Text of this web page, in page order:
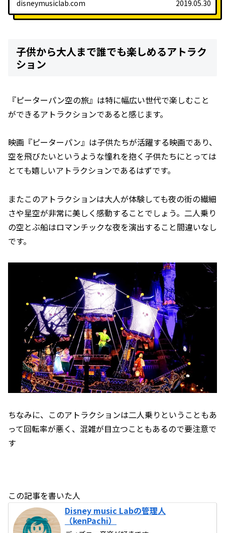
disneymusiclab.com 2019.05.30
子供から大人まで誰でも楽しめるアトラク
ション
『ピーターパン空の旅』は特に幅広い世代で楽しむこと
ができるアトラクションであると感じます。
映画『ピーターパン』は子供たちが活躍する映画であり、
空を飛びたいというような憧れを抱く子供たちにとっては
とても嬉しいアトラクションであるはずです。
またこのアトラクションは大人が体験しても夜の街の繊細
さや星空が非常に美しく感動することでしょう。二人乗り
の空とぶ船はロマンチックな夜を演出すること間違いなし
です。
ちなみに、このアトラクションは二人乗りということもあ
って回転率が悪く、混雑が目立つこともあるので要注意で
す
この記事を書いた人
Disney music Labの管理人
（kenPachi）